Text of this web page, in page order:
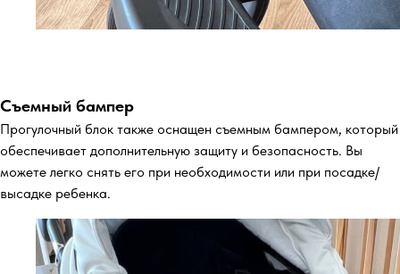
Съемный бампер
Прогулочный блок также оснащен съемным бампером, который
обеспечивает дополнительную защиту и безопасность. Вы
можете легко снять его при необходимости или при посадке/
высадке ребенка.